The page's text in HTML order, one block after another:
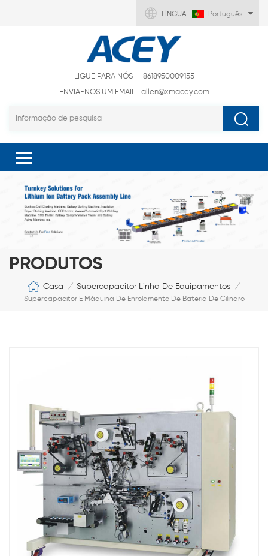
LÍNGUA : Português
LIGUE PARA NÓS
+8618950009155
ENVIA-NOS UM EMAIL
allen@xmacey.com
PRODUTOS
Casa / Supercapacitor Linha De Equipamentos
/
Supercapacitor E Máquina De Enrolamento De Bateria De Cilindro